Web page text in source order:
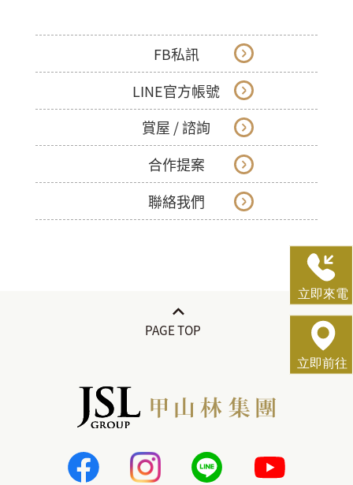
FB私訊
LINE官方帳號
賞屋 / 諮詢
合作提案
聯絡我們